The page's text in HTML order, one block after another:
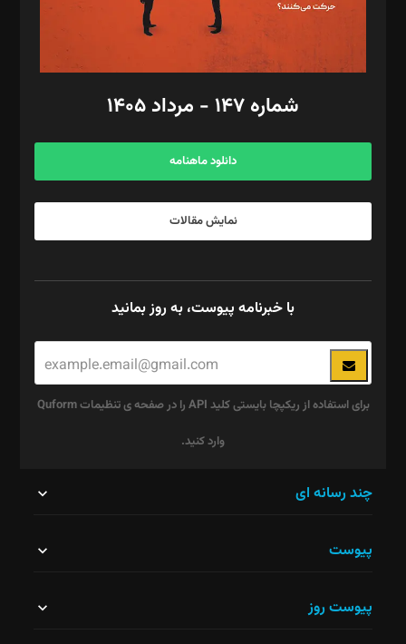
گرافیک و صفحه‌آرایی: سید‌سبحان‌علی ثابت
مد‌یر توسعه تجاری: کامبیز برید‌
امور مالی: شاپور رهبری، محمد‌ کاظمی‌نیا
آگهی و مشترکین: ۰۹۱۹۹۹۹۰۴۵۴
شماره ۱۴۷ - مرداد ۱۴۰۵
دانلود ماهنامه
نمایش مقالات
با خبرنامه پیوست، به روز بمانید
برای استفاده از ریکپچا بایستی کلید API را در صفحه ی تنظیمات Quform
وارد کنید.
نباید
چند رسانه ای
پیوست
پیوست روز